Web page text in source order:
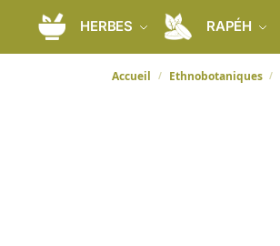
HERBES RAPÉH
Accueil / Ethnobotaniques /